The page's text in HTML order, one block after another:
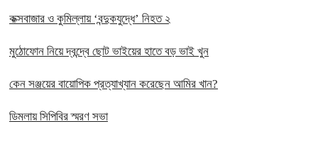
কক্সবাজার ও কুমিল্লায় ‘বন্দুকযুদ্ধে’ নিহত ২
মুঠোফোন নিয়ে দ্বন্দ্বে ছোট ভাইয়ের হাতে বড় ভাই খুন
কেন সঞ্জয়ের বায়োপিক প্রত্যাখ্যান করেছেন আমির খান?
ডিমলায় সিপিবির স্মরণ সভা